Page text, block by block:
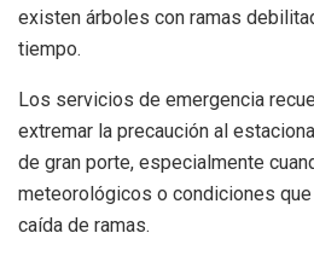
existen árboles con ramas
tiempo.
Los servicios de emergencia
extremar la precaución al
de gran porte, especialmente
meteorológicos o condiciones
caída de ramas.